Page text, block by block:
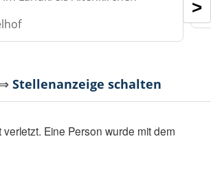
>
Stellenanzeige schalten
Eine Person wurde mit dem